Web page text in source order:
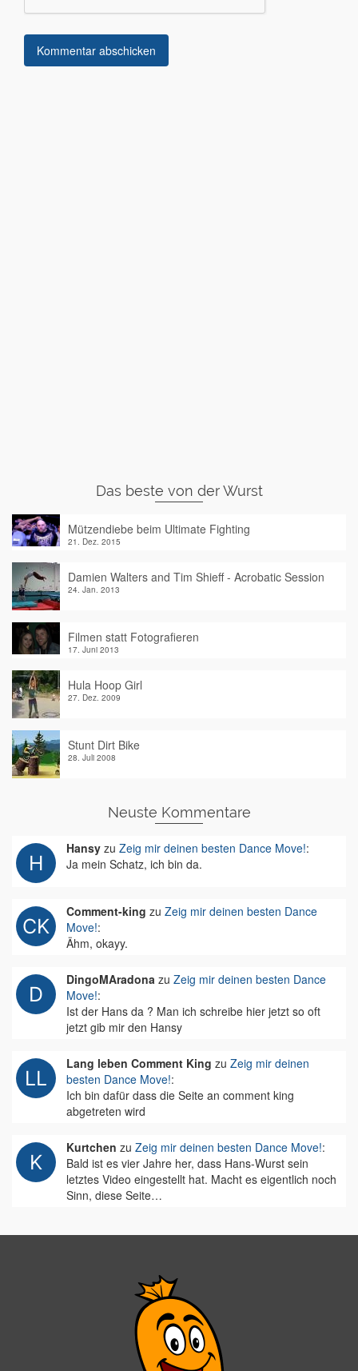
Das beste von der Wurst
Mützendiebe beim Ultimate Fighting
21. Dez. 2015
Damien Walters and Tim Shieff - Acrobatic Session
24. Jan. 2013
Filmen statt Fotografieren
17. Juni 2013
Hula Hoop Girl
27. Dez. 2009
Stunt Dirt Bike
28. Juli 2008
Neuste Kommentare
Hansy zu Zeig mir deinen besten Dance Move!:
Ja mein Schatz, ich bin da.
Comment-king zu Zeig mir deinen besten Dance
Move!:
Ähm, okayy.
DingoMAradona zu Zeig mir deinen besten Dance
Move!:
Ist der Hans da ? Man ich schreibe hier jetzt so oft
jetzt gib mir den Hansy
Lang leben Comment King zu Zeig mir deinen
besten Dance Move!:
Ich bin dafür dass die Seite an comment king
abgetreten wird
Kurtchen zu Zeig mir deinen besten Dance Move!:
Bald ist es vier Jahre her, dass Hans-Wurst sein
letztes Video eingestellt hat. Macht es eigentlich noch
Sinn, diese Seite…